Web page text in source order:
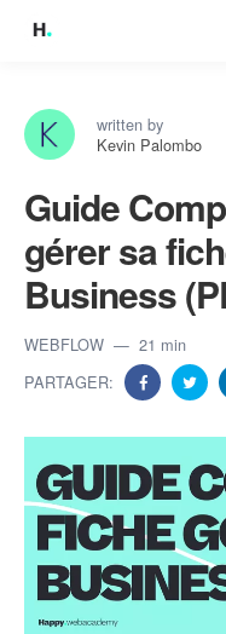
written by
Kevin Palombo
Guide
gérer sa
Business
WEBFLOW
21 min
PARTAGER: